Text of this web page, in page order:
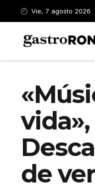
Vie, 7 agosto 2026
de